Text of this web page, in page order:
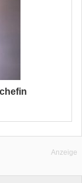
Anzeige